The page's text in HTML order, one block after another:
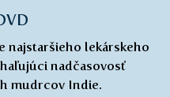
najstaršieho lekárskeho
nadčasovosť
mudrcov Indie.